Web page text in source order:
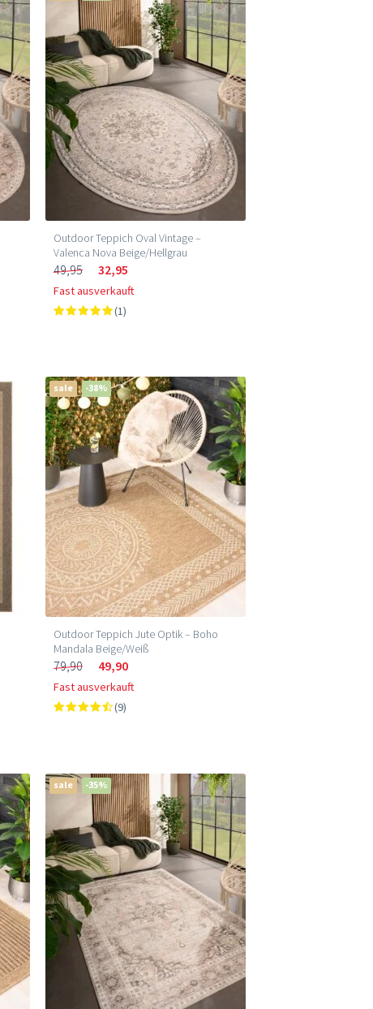
Outdoor Teppich Oval Vintage –
Valenca Nova Beige/Hellgrau
49,95 32,95
Fast ausverkauft
(1)
sale -38%
Outdoor Teppich Jute Optik – Boho
Mandala Beige/Weiß
79,90 49,90
Fast ausverkauft
(9)
sale -35%